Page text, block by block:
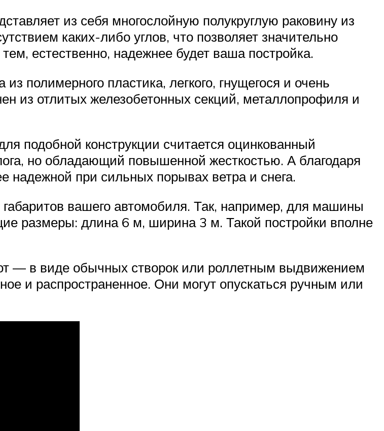
из себя многослойную полукруглую раковину из
каких-либо углов, что позволяет значительно
естественно, надежнее будет ваша постройка.
полимерного пластика, легкого, гнущегося и очень
из отлитых железобетонных секций, металлопрофиля и
подобной конструкции считается оцинкованный
но обладающий повышенной жесткостью. А благодаря
надежной при сильных порывах ветра и снега.
габаритов вашего автомобиля. Так, например, для машины
размеры: длина 6 м, ширина 3 м. Такой постройки вполне
— в виде обычных створок или роллетным выдвижением
и распространенное. Они могут опускаться ручным или